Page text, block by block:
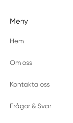
Meny
Hem
Om oss
Kontakta oss
Frågor & Svar